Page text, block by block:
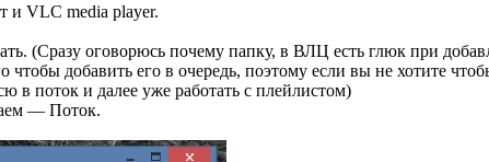
и VLC media player.
(Сразу оговорюсь почему папку, в ВЛЦ есть глюк при
чтобы добавить его в очередь, поэтому если вы не хотите
в поток и далее уже работать с плейлистом)
— Поток.